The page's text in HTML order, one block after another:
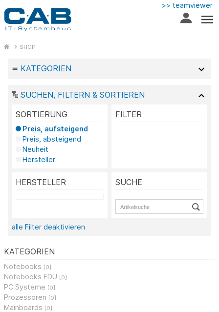
>> teamviewer
SHOP
KATEGORIEN
Notebooks [0]
Notebooks EDU [0]
PC Systeme [0]
Prozessoren [0]
Mainboards [0]
KATEGORIEN
SUCHEN, FILTERN & SORTIEREN
SORTIERUNG
Preis, aufsteigend
Preis, absteigend
Neuheit
Hersteller
FILTER
HERSTELLER SUCHE
alle Filter deaktivieren